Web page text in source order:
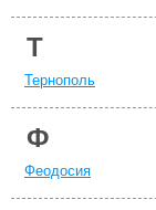
Т
Тернополь
Ф
Феодосия